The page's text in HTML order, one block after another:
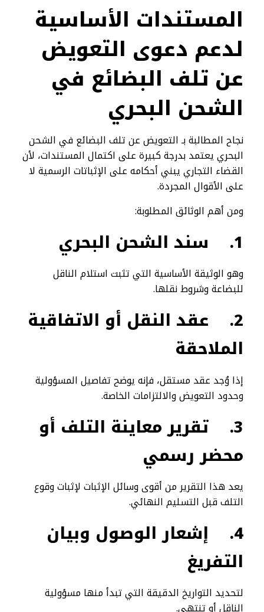
المستندات الأساسية
لدعم دعوى التعويض
عن تلف البضائع في
الشحن البحري
نجاح المطالبة بـ التعويض عن تلف البضائع في الشحن
البحري يعتمد بدرجة كبيرة على اكتمال المستندات، لأن
القضاء التجاري يبني أحكامه على الإثباتات الرسمية لا
على الأقوال المجردة.
ومن أهم الوثائق المطلوبة:
1. سند الشحن البحري
وهو الوثيقة الأساسية التي تثبت استلام الناقل
للبضاعة وشروط نقلها.
2.
عقد النقل أو الاتفاقية
الملاحقة
إذا وُجد عقد مستقل، فإنه يوضح تفاصيل المسؤولية
وحدود التعويض والالتزامات الخاصة.
3.
تقرير معاينة التلف أو
محضر رسمي
يعد هذا التقرير من أقوى وسائل الإثبات لإثبات وقوع
التلف قبل التسليم النهائي.
4.
إشعار الوصول وبيان
التفريغ
لتحديد التواريخ الدقيقة التي تبدأ منها مسؤولية
الناقل أو تنتهي.